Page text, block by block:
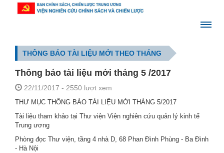
THÔNG BÁO TÀI LIỆU MỚI THEO THÁNG
Thông báo tài liệu mới tháng 5 /2017
22/11/2017 - 2550 lượt xem
THƯ MỤC THÔNG BÁO TÀI LIỆU MỚI THÁNG 5/2017
Tài liệu tham khảo tại Thư viện Viện nghiên cứu quản lý kinh tế
Trung ương
Phòng đọc Thư viện, tầng 4 nhà D, 68 Phan Đình Phùng - Ba Đình
- Hà Nội